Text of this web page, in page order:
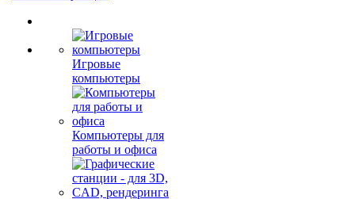
Игровые
компьютеры
Компьютеры для
работы и офиса